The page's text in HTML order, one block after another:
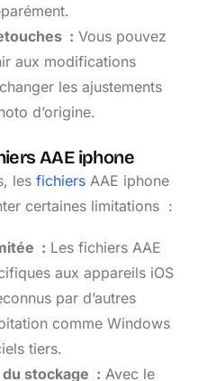
: Vous pouvez
aux modifications
les ajustements
d’origine.
AAE iphone
les fichiers AAE iphone
certaines limitations :
: Les fichiers AAE
aux appareils iOS
par d’autres
comme Windows
tiers.
stockage : Avec le